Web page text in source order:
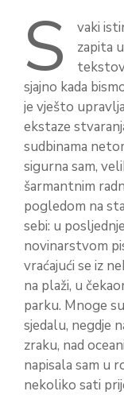
S
vaki
zapita
sjajno kada
je vješto
ekstaze
sudbinama
sigurna sam,
šarmantnim
pogledom na
sebi: u
novinarstvom
vraćajući se iz
na plaži, u
parku. Mnoge
sjedalu, negdje
zraku, nad
napisala sam u
nekoliko sati